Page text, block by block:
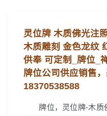
灵位牌 木质佛光注
木质雕刻 金色龙纹
供奉 可定制_牌位_
牌位公司供应销售，
18370538588
牌位，灵位牌-木质